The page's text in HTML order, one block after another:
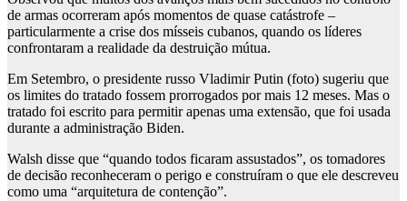
de armas ocorreram após momentos de quase catástrofe –
particularmente a crise dos mísseis cubanos, quando os líderes
confrontaram a realidade da destruição mútua.
Em Setembro, o presidente russo Vladimir Putin (foto) sugeriu que
os limites do tratado fossem prorrogados por mais 12 meses. Mas o
tratado foi escrito para permitir apenas uma extensão, que foi usada
durante a administração Biden.
Walsh disse que “quando todos ficaram assustados”, os tomadores
de decisão reconheceram o perigo e construíram o que ele descreveu
como uma “arquitetura de contenção”.